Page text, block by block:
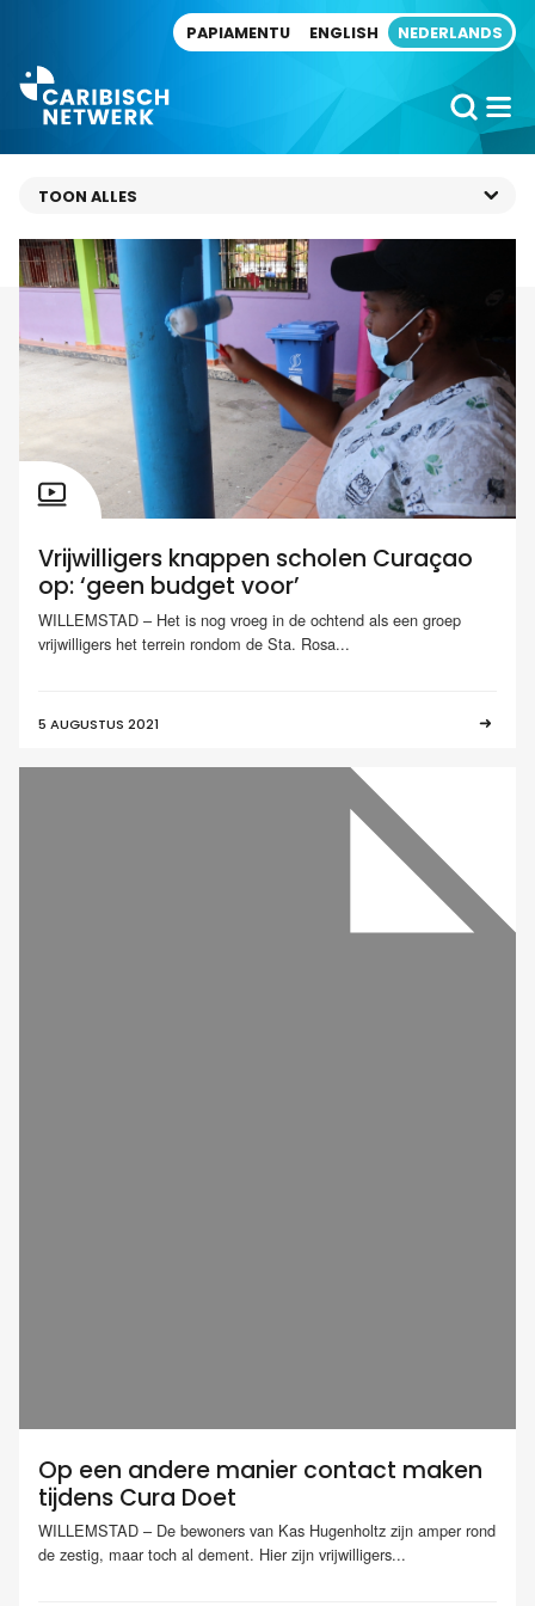
PAPIAMENTU ENGLISH NEDERLANDS
Vrijwilligers knappen scholen Curaçao
op: ‘geen budget voor’
WILLEMSTAD – Het is nog vroeg in de ochtend als een groep
vrijwilligers het terrein rondom de Sta. Rosa...
5 AUGUSTUS 2021
Op een andere manier contact maken
tijdens Cura Doet
WILLEMSTAD – De bewoners van Kas Hugenholtz zijn amper rond
de zestig, maar toch al dement. Hier zijn vrijwilligers...